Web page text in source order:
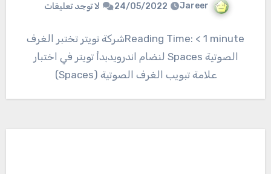
Jareer
24/05/2022 لا توجد تعليقات
Reading Time: < 1 minuteشركة تويتر تختبر الغرف
الصوتية Spaces لنضام اندرويدبدأ تويتر في اختبار
علامة تبويب الغرف الصوتية (Spaces)